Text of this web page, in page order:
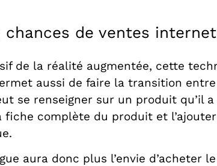
chances de ventes
de la réalité augmentée, cette
aussi de faire la transition
se renseigner sur un produit qu’il
fiche complète du produit et
aura donc plus l’envie d’acheter